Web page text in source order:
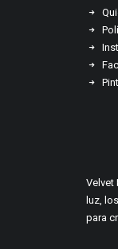
Velvet
luz,
para